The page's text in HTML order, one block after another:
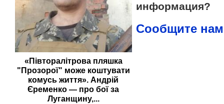
«Півторалітрова пляшка
"Прозорої" може коштувати
комусь життя». Андрій
Єременко — про бої за
Луганщину,...
информация?
Сообщите